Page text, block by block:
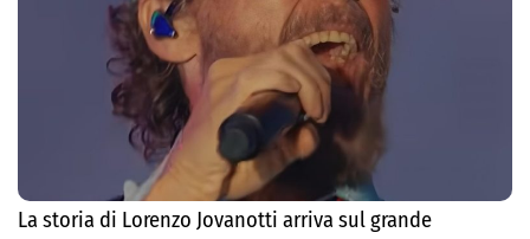
La storia di Lorenzo Jovanotti arriva sul grande